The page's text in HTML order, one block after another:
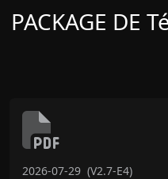
PACKAGE DE
2026-07-29 (V2.7-E4)